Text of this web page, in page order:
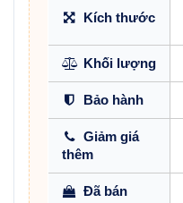
Kích thước
Khối lượng
Bảo hành
Giảm giá
thêm
Đã bán